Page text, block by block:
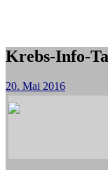
Krebs-Info-
20. Mai 2016